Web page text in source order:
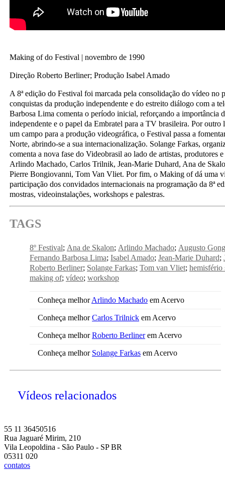
Making of do Festival | novembro de 1990
Direção Roberto Berliner; Produção Isabel Amado
A 8ª edição do Festival foi marcada pela consolidação do vídeo no
conquistas da produção independente e do estreito diálogo com a
Barbosa Lima comenta o período inicial, reforçando a importância
independente e o papel da Embratel para a TV brasileira. Por outro
um campo para a produção videográfica, o Festival passa a
Norte, abrindo-se a sua internacionalização. Solange Farkas,
comenta a nova fase do Videobrasil ao lado de artistas, produtores
Arlindo Machado, Carlos Trilnik, Jean-Marie Duhard, Ana de
Pierre Bongiovanni, Tom Van Vliet. Por fim, o Making of dá uma
participação dos convidados internacionais na programação da 8ª
mostras, videoinstalações, workshops e palestras.
TAGS
8º Festival Ana de Skalon Arlindo Machado Augusto
Fernando Barbosa Lima Isabel Amado Jean-Marie Duhard
Roberto Berliner Solange Farkas Tom van Vliet hemisfério
making of vídeo workshop
Conheça melhorArlindo Machado em Acervo
Conheça melhorCarlos Trilnick em Acervo
Conheça melhorRoberto Berlinerem Acervo
Conheça melhor Solange Farkas em Acervo
Vídeos relacionados
55 11 36450516
Rua Jaguaré Mirim, 210
Vila Leopoldina - São Paulo - SP BR
05311 020
contatos